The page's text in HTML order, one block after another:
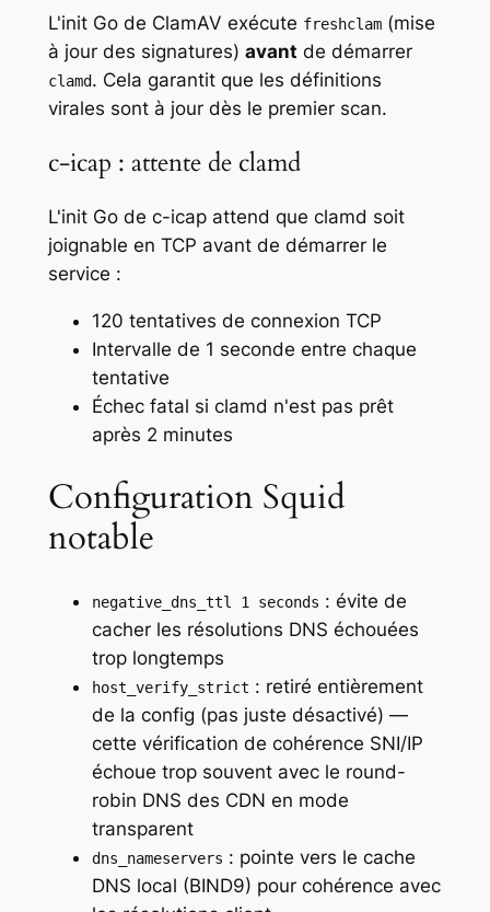
L'init Go de ClamAV exécute freshclam(mise
à jour des signatures) avant de démarrer
clamd. Cela garantit que les définitions
virales sont à jour dès le premier scan.
c-icap : attente de clamd
L'init Go de c-icap attend que clamd soit
joignable en TCP avant de démarrer le
service :
120 tentatives de connexion TCP
Intervalle de 1 seconde entre chaque
tentative
Échec fatal si clamd n'est pas prêt
après 2 minutes
Configuration Squid
notable
negative_dns_ttl 1 seconds : évite de
cacher les résolutions DNS échouées
trop longtemps
host_verify_strict : retiré entièrement
de la config (pas juste désactivé) —
cette vérification de cohérence SNI/IP
échoue trop souvent avec le round-
robin DNS des CDN en mode
transparent
dns_nameservers : pointe vers le cache
DNS local (BIND9) pour cohérence avec